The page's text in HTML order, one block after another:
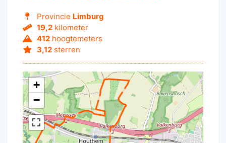
Provincie Limburg
19,2kilometer
412hoogtemeters
3,12sterren
+
−